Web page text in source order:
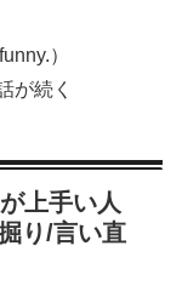
）
が続く
上手い人
り/言い直